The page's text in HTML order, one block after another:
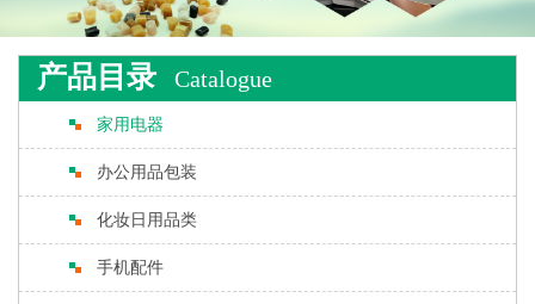
产品目录 Catalogue
家用电器
办公用品包装
化妆日用品类
手机配件